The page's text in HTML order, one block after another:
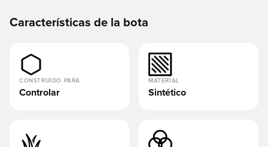
Características de la bota
CONSTRUIDO PARA
Controlar
MATERIAL
Sintético